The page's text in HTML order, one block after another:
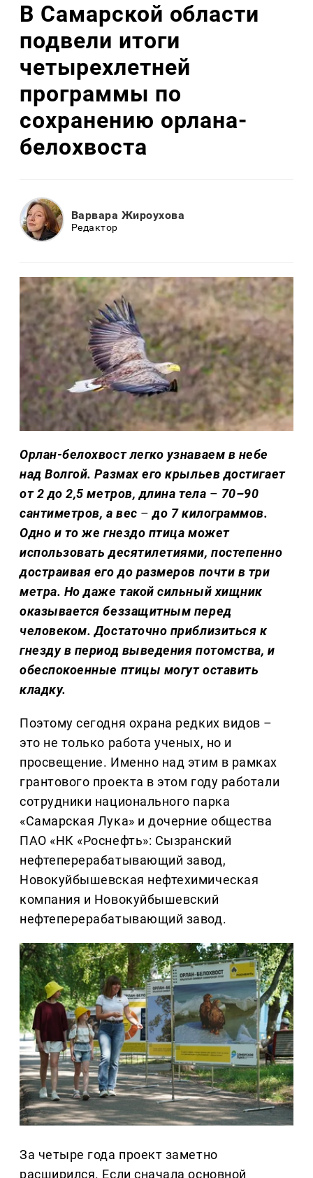
В Самарской области
подвели итоги
четырехлетней
программы по
сохранению орлана-
белохвоста
Варвара Жироухова
Редактор
Орлан-белохвост легко узнаваем в небе
над Волгой. Размах его крыльев достигает
от 2 до 2,5 метров, длина тела – 70–90
сантиметров, а вес – до 7 килограммов.
Одно и то же гнездо птица может
использовать десятилетиями, постепенно
достраивая его до размеров почти в три
метра. Но даже такой сильный хищник
оказывается беззащитным перед
человеком. Достаточно приблизиться к
гнезду в период выведения потомства, и
обеспокоенные птицы могут оставить
кладку.
Поэтому сегодня охрана редких видов –
это не только работа ученых, но и
просвещение. Именно над этим в рамках
грантового проекта в этом году работали
сотрудники национального парка
«Самарская Лука» и дочерние общества
ПАО «НК «Роснефть»: Сызранский
нефтеперерабатывающий завод,
Новокуйбышевская нефтехимическая
компания и Новокуйбышевский
нефтеперерабатывающий завод.
За четыре года проект заметно
расширился. Если сначала основной